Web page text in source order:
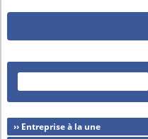
›› Entreprise à la une